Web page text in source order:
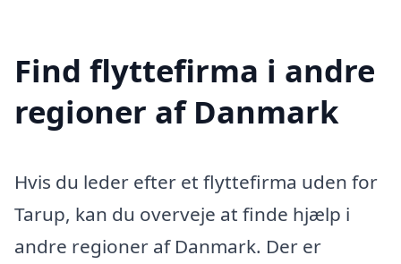
Find flyttefirma i andre
regioner af Danmark
Hvis du leder efter et flyttefirma uden for
Tarup, kan du overveje at finde hjælp i
andre regioner af Danmark. Der er